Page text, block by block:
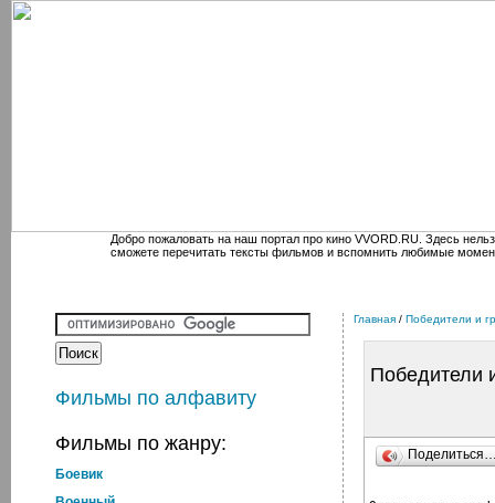
Добро пожаловать на наш портал про кино VVORD.RU. Здесь
сможете перечитать тексты фильмов и вспомнить любимые
Фильмы по алфавиту
Фильмы по жанру:
Боевик
Главная / Победители и
Победители